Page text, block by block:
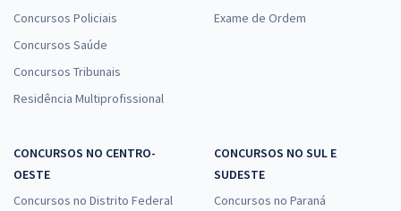
Concursos Policiais
Concursos Saúde
Concursos Tribunais
Residência Multiprofissional
Exame de Ordem
CONCURSOS NO CENTRO-
OESTE
Concursos no Distrito Federal
CONCURSOS NO SUL E
SUDESTE
Concursos no Paraná